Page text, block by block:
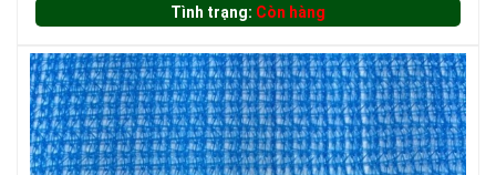
Tình trạng: Còn hàng